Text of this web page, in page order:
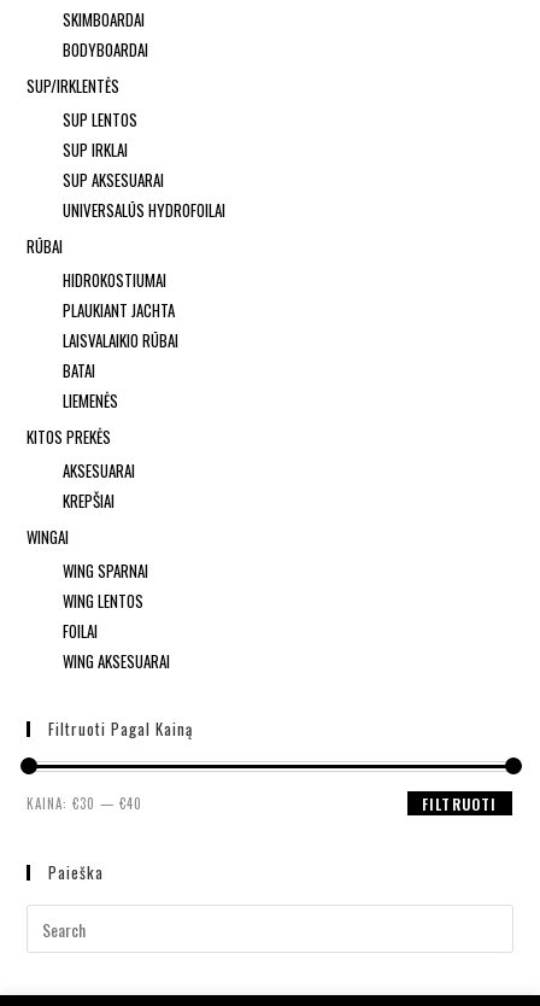
SKIMBOARDAI
BODYBOARDAI
SUP/IRKLENTĖS
SUP LENTOS
SUP IRKLAI
SUP AKSESUARAI
UNIVERSALŪS HYDROFOILAI
RŪBAI
HIDROKOSTIUMAI
PLAUKIANT JACHTA
LAISVALAIKIO RŪBAI
BATAI
LIEMENĖS
KITOS PREKĖS
AKSESUARAI
KREPŠIAI
WINGAI
WING SPARNAI
WING LENTOS
FOILAI
WING AKSESUARAI
Filtruoti Pagal Kainą
FILTRUOTI
KAINA:€30 —€40
Paieška